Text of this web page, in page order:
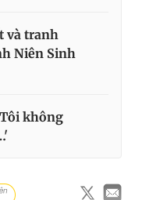
và tranh
Niên Sinh
không